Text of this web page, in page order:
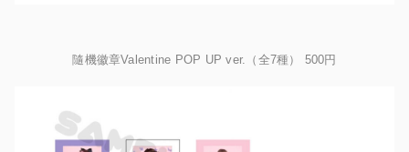
隨機徽章Valentine POP UP ver.（全7種） 500円